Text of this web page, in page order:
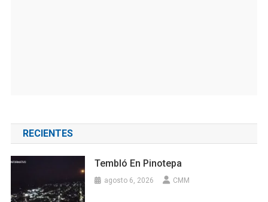
RECIENTES
Tembló En Pinotepa
agosto 6, 2026 CMM